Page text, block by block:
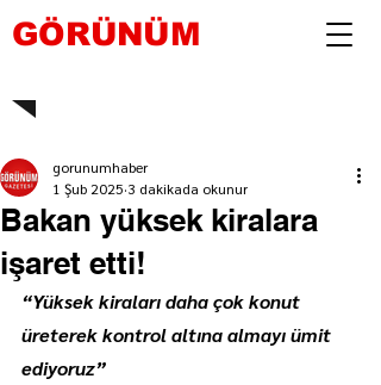
GÖRÜNÜM
Bakan yüksek kiralara
işaret etti!
gorunumhaber
1 Şub 2025 3 dakikada okunur
“Yüksek kiraları daha çok konut
üreterek kontrol altına almayı ümit
ediyoruz”